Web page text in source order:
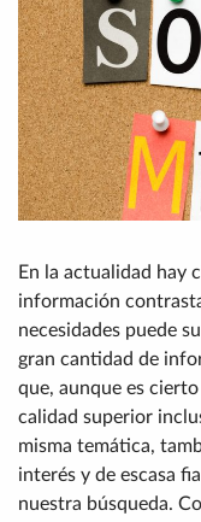
En la actualidad hay
información
necesidades puede
gran cantidad de
que, aunque es
calidad superior
misma temática,
interés y de escasa
nuestra búsqueda.